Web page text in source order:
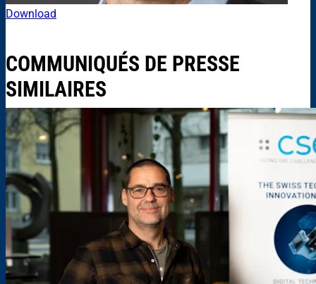
Download
COMMUNIQUÉS DE PRESSE
SIMILAIRES